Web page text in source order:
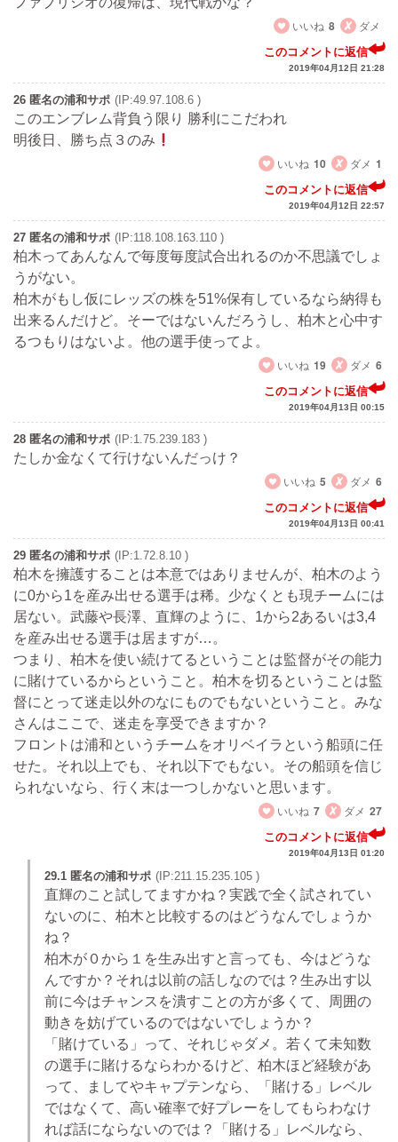
いいね 8 ダメ
このコメントに返信
2019年04月12日 21:28
26 匿名の浦和サポ (IP:49.97.108.6 )
このエンブレム背負う限り 勝利にこだわれ
明後日、勝ち点３のみ
いいね 10 ダメ 1
このコメントに返信
2019年04月12日 22:57
27 匿名の浦和サポ (IP:118.108.163.110 )
柏木ってあんなんで毎度毎度試合出れるのか不思議でしょ
うがない。
柏木がもし仮にレッズの株を51%保有しているなら納得も
出来るんだけど。そーではないんだろうし、柏木と心中す
るつもりはないよ。他の選手使ってよ。
いいね 19 ダメ 6
このコメントに返信
2019年04月13日 00:15
28 匿名の浦和サポ (IP:1.75.239.183 )
たしか金なくて行けないんだっけ？
いいね 5 ダメ 6
このコメントに返信
2019年04月13日 00:41
29 匿名の浦和サポ (IP:1.72.8.10 )
柏木を擁護することは本意ではありませんが、柏木のよう
に0から1を産み出せる選手は稀。少なくとも現チームには
居ない。武藤や長澤、直輝のように、1から2あるいは3,4
を産み出せる選手は居ますが…。
つまり、柏木を使い続けてるということは監督がその能力
に賭けているからということ。柏木を切るということは監
督にとって迷走以外のなにものでもないということ。みな
さんはここで、迷走を享受できますか？
フロントは浦和というチームをオリベイラという船頭に任
せた。それ以上でも、それ以下でもない。その船頭を信じ
られないなら、行く末は一つしかないと思います。
いいね 7 ダメ 27
このコメントに返信
2019年04月13日 01:20
29.1 匿名の浦和サポ (IP:211.15.235.105 )
直輝のこと試してますかね？実践で全く試されてい
ないのに、柏木と比較するのはどうなんでしょうか
ね？
柏木が０から１を生み出すと言っても、今はどうな
んですか？それは以前の話しなのでは？生み出す以
前に今はチャンスを潰すことの方が多くて、周囲の
動きを妨げているのではないでしょうか？
「賭けている」って、それじゃダメ。若くて未知数
の選手に賭けるならわかるけど、柏木ほど経験があ
って、ましてやキャプテンなら、「賭ける」レベル
ではなくて、高い確率で好プレーをしてもらわなけ
れば話にならないのでは？「賭ける」レベルなら、